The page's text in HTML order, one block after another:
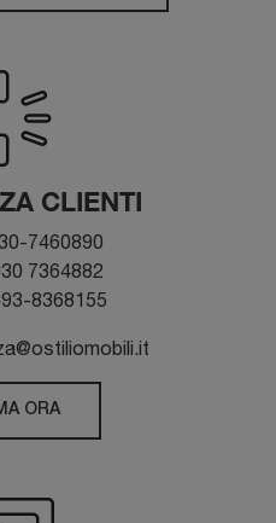
CLIENTI
7460890
7364882
8368155
ORA